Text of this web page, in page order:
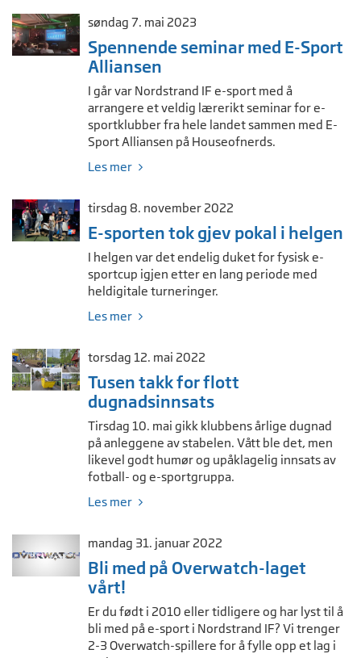
søndag 7. mai 2023
Spennende seminar med E-Sport
Alliansen
I går var Nordstrand IF e-sport med å
arrangere et veldig lærerikt seminar for e-
sportklubber fra hele landet sammen med E-
Sport Alliansen på Houseofnerds.
Les mer
tirsdag 8. november 2022
E-sporten tok gjev pokal i helgen
I helgen var det endelig duket for fysisk e-
sportcup igjen etter en lang periode med
heldigitale turneringer.
Les mer
torsdag 12. mai 2022
Tusen takk for flott
dugnadsinnsats
Tirsdag 10. mai gikk klubbens årlige dugnad
på anleggene av stabelen. Vått ble det, men
likevel godt humør og upåklagelig innsats av
fotball- og e-sportgruppa.
Les mer
mandag 31. januar 2022
Bli med på Overwatch-laget
vårt!
Er du født i 2010 eller tidligere og har lyst til å
bli med på e-sport i Nordstrand IF? Vi trenger
2-3 Overwatch-spillere for å fylle opp et lag i